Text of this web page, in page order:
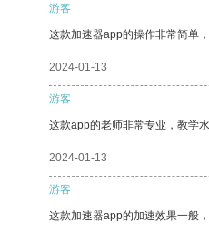
游客
这款加速器app的操作非常简单
2024-01-13
游客
这款app的老师非常专业，教学
2024-01-13
游客
这款加速器app的加速效果一般